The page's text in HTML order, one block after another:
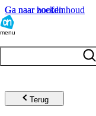
Ga naar hoofdinhoud
Ga naar zoeken
menu
Terug